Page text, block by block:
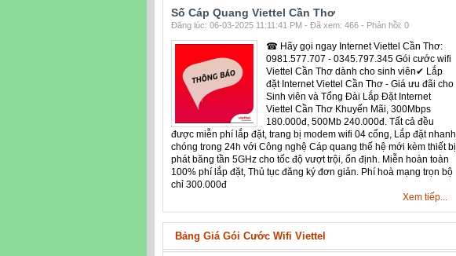
Số Cáp Quang Viettel Cần Thơ
Đăng lúc: 06-03-2025 11:11:41 PM - Đã xem: 466 - Phản hồi: 0
☎ Hãy gọi ngay Internet Viettel Cần Thơ:
0981.577.707 - 0345.797.345 Gói cước wifi
Viettel Cần Thơ dành cho sinh viên✔ Lắp
đặt Internet Viettel Cần Thơ - Giá ưu đãi cho
Sinh viên và Tổng Đài Lắp Đặt Internet
Viettel Cần Thơ Khuyến Mãi, 300Mbps
180.000đ, 500Mb 240.000đ. Tất cả đều
được miễn phí lắp đặt, trang bị modem wifi 04 cổng, Lắp đặt nhanh
chóng trong 24h với Công nghệ Cáp quang thế hệ mới kèm thiết bị
phát băng tần 5GHz cho tốc độ vượt trội, ổn định. Miễn hoàn toàn
100% phí lắp đặt, Thủ tục đăng ký đơn giản. Phí hoà mạng trọn bộ
chỉ 300.000đ
Xem tiếp...
Bảng Giá Gói Cước Wifi Viettel